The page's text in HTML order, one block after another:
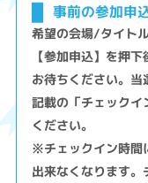
事前の参加申
希望の会場/タイト
【参加申込】を押
お待ちください。
記載の「チェック
ください。
※チェックイン時間
出来なくなります。